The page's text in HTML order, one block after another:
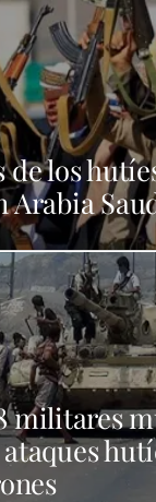
de los
Arabia
militares